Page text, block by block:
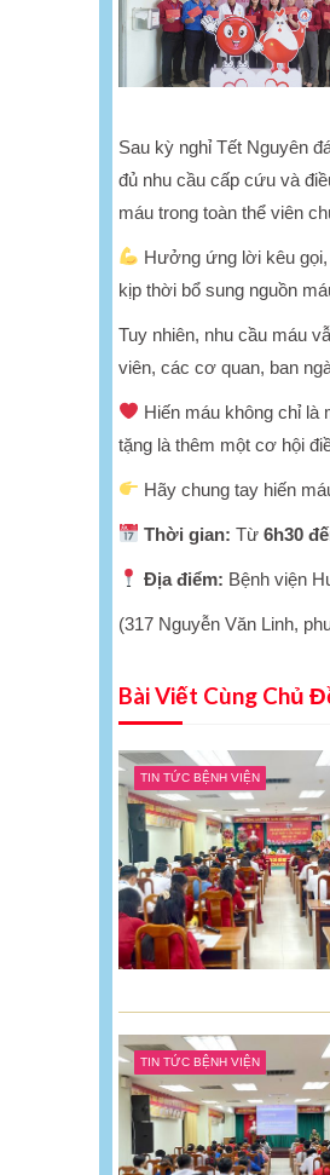
Sau kỳ nghỉ Tết Nguyên
đủ nhu cầu cấp cứu và
máu trong toàn thể viên
Hưởng ứng lời kêu
kịp thời bổ sung nguồn
Tuy nhiên, nhu cầu máu
viên, các cơ quan, ban
Hiến máu không chỉ
tặng là thêm một cơ hội
Hãy chung tay hiến
Thời gian: Từ6h30
Địa điểm: Bệnh viện
(317 Nguyễn Văn Linh,
Bài Viết Cùng Chủ
TIN TỨC BỆNH VIỆN
TIN TỨC BỆNH VIỆN